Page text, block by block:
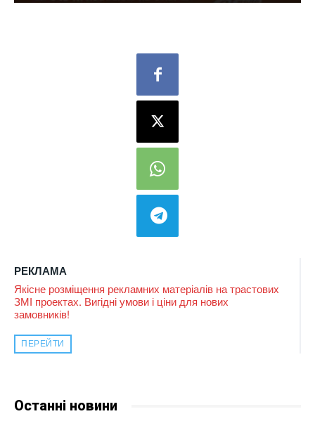
РЕКЛАМА
Якісне розміщення рекламних матеріалів на трастових
ЗМІ проектах. Вигідні умови і ціни для нових
замовників!
ПЕРЕЙТИ
Останні новини